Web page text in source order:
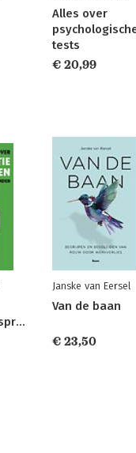
Alles over
tests
€ 20,99
sollicitatiegesprekken
Janske van Eersel
Van de baan
€ 23,50